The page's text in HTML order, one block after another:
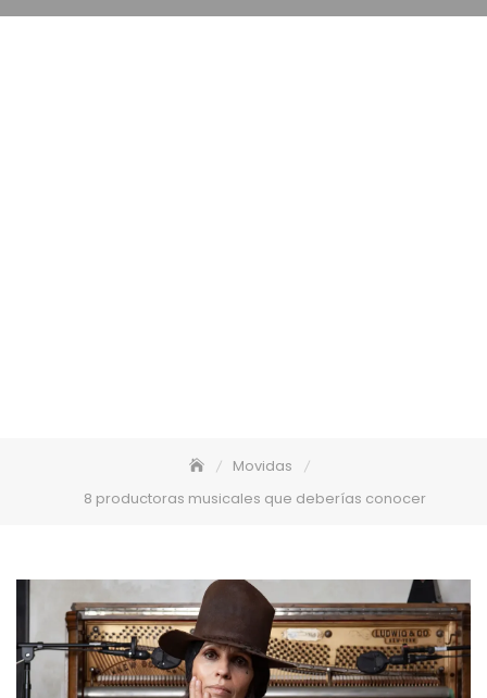
Movidas
8 productoras musicales que deberías conocer